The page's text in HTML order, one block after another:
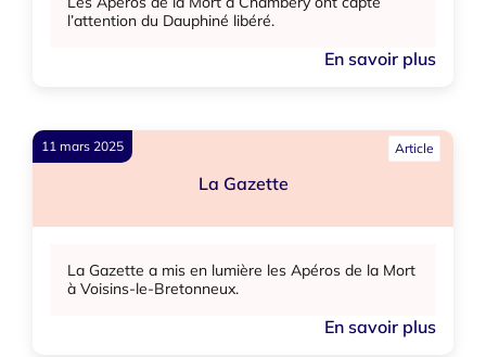
l’attention du Dauphiné libéré.
En savoir plus
11 mars 2025 Article
La Gazette
La Gazette a mis en lumière les Apéros de la Mort
à Voisins-le-Bretonneux.
En savoir plus